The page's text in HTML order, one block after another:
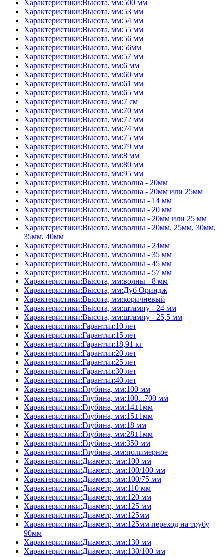
Характеристики:Высота, мм:500 мм
Характеристики:Высота, мм:53 мм
Характеристики:Высота, мм:54 мм
Характеристики:Высота, мм:55 мм
Характеристики:Высота, мм:56 мм
Характеристики:Высота, мм:56мм
Характеристики:Высота, мм:57 мм
Характеристики:Высота, мм:6 мм
Характеристики:Высота, мм:60 мм
Характеристики:Высота, мм:61 мм
Характеристики:Высота, мм:65 мм
Характеристики:Высота, мм:7 см
Характеристики:Высота, мм:70 мм
Характеристики:Высота, мм:72 мм
Характеристики:Высота, мм:74 мм
Характеристики:Высота, мм:75 мм
Характеристики:Высота, мм:79 мм
Характеристики:Высота, мм:8 мм
Характеристики:Высота, мм:80 мм
Характеристики:Высота, мм:95 мм
Характеристики:Высота, мм:волна - 20мм
Характеристики:Высота, мм:волна - 20мм или 25мм
Характеристики:Высота, мм:волны - 14 мм
Характеристики:Высота, мм:волны - 20 мм
Характеристики:Высота, мм:волны - 20мм или 25 мм
Характеристики:Высота, мм:волны - 20мм, 25мм, 30мм,
35мм, 40мм
Характеристики:Высота, мм:волны - 24мм
Характеристики:Высота, мм:волны - 35 мм
Характеристики:Высота, мм:волны - 45 мм
Характеристики:Высота, мм:волны - 57 мм
Характеристики:Высота, мм:волны - 8 мм
Характеристики:Высота, мм:Дуб Ориндж
Характеристики:Высота, мм:коричневый
Характеристики:Высота, мм:штампу - 24 мм
Характеристики:Высота, мм:штампу - 25,5 мм
Характеристики:Гарантия:10 лет
Характеристики:Гарантия:15 лет
Характеристики:Гарантия:18,91 кг
Характеристики:Гарантия:20 лет
Характеристики:Гарантия:25 лет
Характеристики:Гарантия:30 лет
Характеристики:Гарантия:40 лет
Характеристики:Глубина, мм:100 мм
Характеристики:Глубина, мм:100...700 мм
Характеристики:Глубина, мм:14±1мм
Характеристики:Глубина, мм:15±1мм
Характеристики:Глубина, мм:18 мм
Характеристики:Глубина, мм:28±1мм
Характеристики:Глубина, мм:350 мм
Характеристики:Глубина, мм:полимерное
Характеристики:Диаметр, мм:100 мм
Характеристики:Диаметр, мм:100/100 мм
Характеристики:Диаметр, мм:100/75 мм
Характеристики:Диаметр, мм:110 мм
Характеристики:Диаметр, мм:120 мм
Характеристики:Диаметр, мм:125 мм
Характеристики:Диаметр, мм:125мм
Характеристики:Диаметр, мм:125мм переход на трубу
90мм
Характеристики:Диаметр, мм:130 мм
Характеристики:Диаметр, мм:130/100 мм